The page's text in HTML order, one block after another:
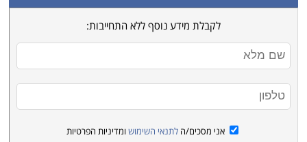
לקבלת מידע נוסף ללא התחייבות:
אני מסכים/ה לתנאי השימוש ומדיניות הפרטיות